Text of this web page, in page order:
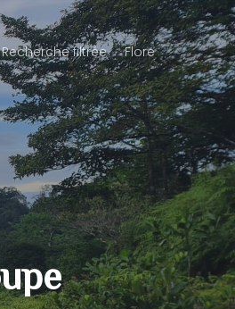
Recherche filtrée Flore